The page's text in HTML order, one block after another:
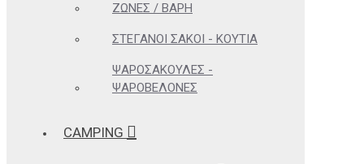
ΖΏΝΕΣ / ΒΆΡΗ
ΣΤΕΓΑΝΟΊ ΣΆΚΟΙ - ΚΟΥΤΙΆ
ΨΑΡΟΣΑΚΟΎΛΕΣ -
ΨΑΡΟΒΕΛΌΝΕΣ
CAMPING